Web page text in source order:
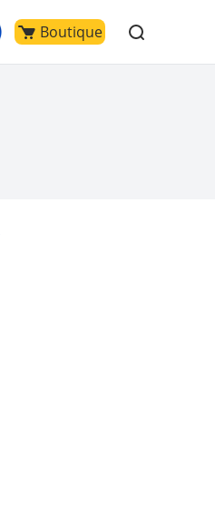
Boutique